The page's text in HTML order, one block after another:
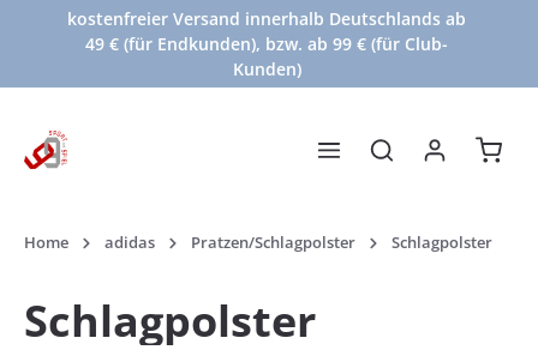
Zum Hauptinhalt springen
kostenfreier Versand innerhalb Deutschlands ab
49 € (für Endkunden), bzw. ab 99 € (für Club-
Kunden)
Home adidas Pratzen/Schlagpolster Schlagpolster
Schlagpolster